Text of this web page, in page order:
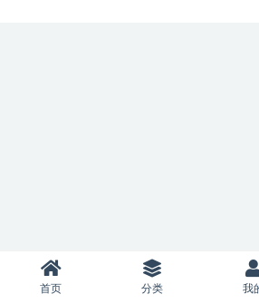
首页 分类 我